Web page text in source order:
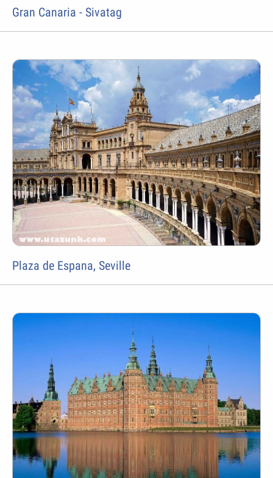
Gran Canaria - Sivatag
Plaza de Espana, Seville